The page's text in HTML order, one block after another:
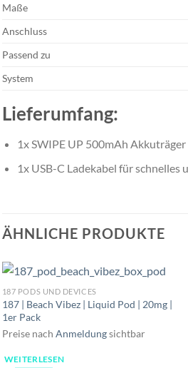
Maße
Anschluss
Passend zu
System
Lieferumfang:
1x SWIPE UP 500mAh Akkuträger
1x USB-C Ladekabel für schnelles
ÄHNLICHE PRODUKTE
187 PODS UND DEVICES
187 | Beach Vibez | Liquid Pod | 20mg |
1er Pack
Preise nach Anmeldungsichtbar
WEITERLESEN